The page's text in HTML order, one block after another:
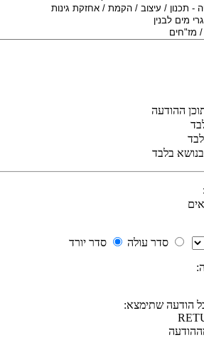
ההודעה
בלבד
סדר עולה
סדר יורד
הודעה שתימצא: